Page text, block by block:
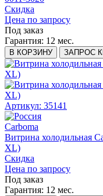
Скидка
Цена по запросу
Под заказ
Гарантия: 12 мес.
В КОРЗИНУ ЗАПРОС
Артикул: 35141
Carboma
Витрина холодильная
XL)
Скидка
Цена по запросу
Под заказ
Гарантия: 12 мес.